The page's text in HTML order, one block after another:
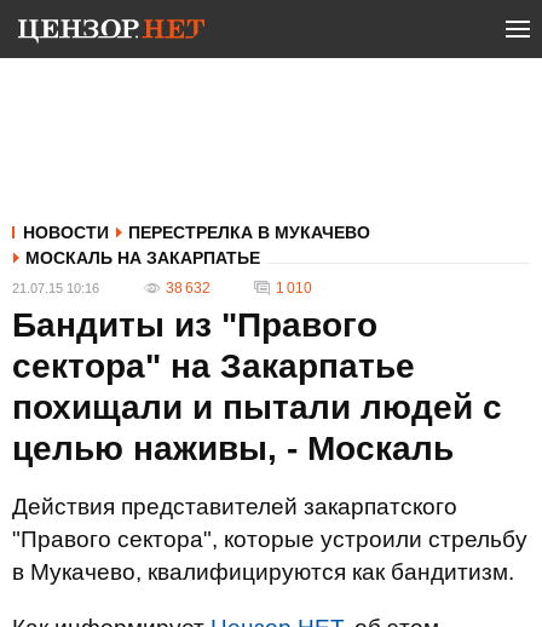
НОВОСТИ
ПЕРЕСТРЕЛКА В МУКАЧЕВО
МОСКАЛЬ НА ЗАКАРПАТЬЕ
21.07.15 10:16 38 632 1 010
Бандиты из "Правого
сектора" на Закарпатье
похищали и пытали людей с
целью наживы, - Москаль
Действия представителей закарпатского
"Правого сектора", которые устроили стрельбу
в Мукачево, квалифицируются как бандитизм.